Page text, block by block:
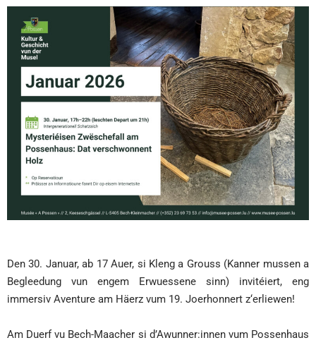
Den 30. Januar, ab 17 Auer, si Kleng a Grouss (Kanner mussen a
Begleedung vun engem Erwuessene sinn) invitéiert, eng
immersiv Aventure am Häerz vum 19. Joerhonnert z‘erliewen!
Am Duerf vu Bech-Maacher si d’Awunner:innen vum Possenhaus